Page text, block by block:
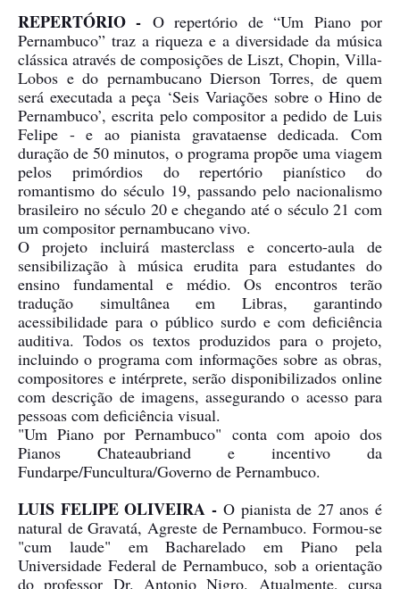
REPERTÓRIO - O repertório de “Um Piano por
Pernambuco” traz a riqueza e a diversidade da música
clássica através de composições de Liszt, Chopin, Villa-
Lobos e do pernambucano Dierson Torres, de quem
será executada a peça ‘Seis Variações sobre o Hino de
Pernambuco’, escrita pelo compositor a pedido de Luis
Felipe - e ao pianista gravataense dedicada. Com
duração de 50 minutos, o programa propõe uma viagem
pelos primórdios do repertório pianístico do
romantismo do século 19, passando pelo nacionalismo
brasileiro no século 20 e chegando até o século 21 com
um compositor pernambucano vivo.
O projeto incluirá masterclass e concerto-aula de
sensibilização à música erudita para estudantes do
ensino fundamental e médio. Os encontros terão
tradução simultânea em Libras, garantindo
acessibilidade para o público surdo e com deficiência
auditiva. Todos os textos produzidos para o projeto,
incluindo o programa com informações sobre as obras,
compositores e intérprete, serão disponibilizados online
com descrição de imagens, assegurando o acesso para
pessoas com deficiência visual.
"Um Piano por Pernambuco" conta com apoio dos
Pianos Chateaubriand e incentivo da
Fundarpe/Funcultura/Governo de Pernambuco.
LUIS FELIPE OLIVEIRA -O pianista de 27 anos é
natural de Gravatá, Agreste de Pernambuco. Formou-se
"cum laude" em Bacharelado em Piano pela
Universidade Federal de Pernambuco, sob a orientação
do professor Dr. Antonio Nigro. Atualmente, cursa